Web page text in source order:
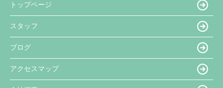
トップページ
スタッフ
ブログ
アクセスマップ